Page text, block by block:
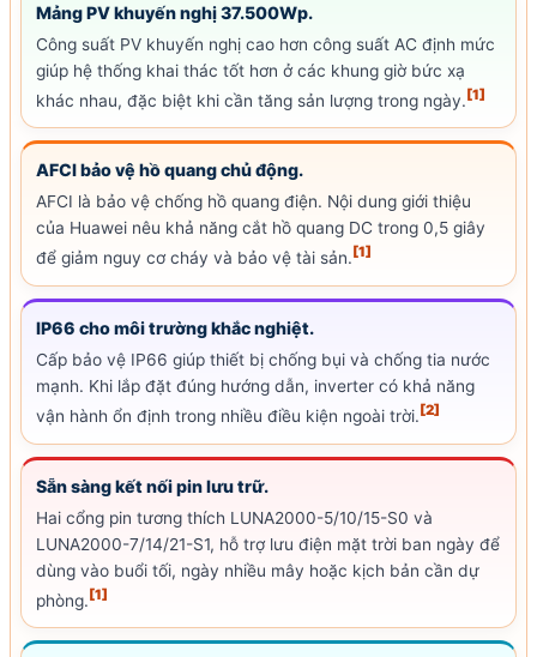
Mảng PV khuyến nghị 37.500Wp.
Công suất PV khuyến nghị cao hơn công suất AC định mức
giúp hệ thống khai thác tốt hơn ở các khung giờ bức xạ
khác nhau, đặc biệt khi cần tăng sản lượng trong ngày.[1]
AFCI bảo vệ hồ quang chủ động.
AFCI là bảo vệ chống hồ quang điện. Nội dung giới thiệu
của Huawei nêu khả năng cắt hồ quang DC trong 0,5 giây
để giảm nguy cơ cháy và bảo vệ tài sản. [1]
IP66 cho môi trường khắc nghiệt.
Cấp bảo vệ IP66 giúp thiết bị chống bụi và chống tia nước
mạnh. Khi lắp đặt đúng hướng dẫn, inverter có khả năng
vận hành ổn định trong nhiều điều kiện ngoài trời. [2]
Sẵn sàng kết nối pin lưu trữ.
Hai cổng pin tương thích LUNA2000-5/10/15-S0 và
LUNA2000-7/14/21-S1, hỗ trợ lưu điện mặt trời ban ngày để
dùng vào buổi tối, ngày nhiều mây hoặc kịch bản cần dự
phòng. [1]